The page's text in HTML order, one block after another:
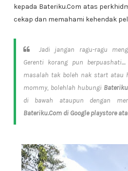
kepada Bateriku.Com atas
cekap dan memahami kehendak
Jadi jangan ragu-ragu
Gerenti korang pun
masalah tak boleh nak start atau
mommy, bolehlah hubungi
di bawah ataupun dengan
Bateriku.Com di Google playstore